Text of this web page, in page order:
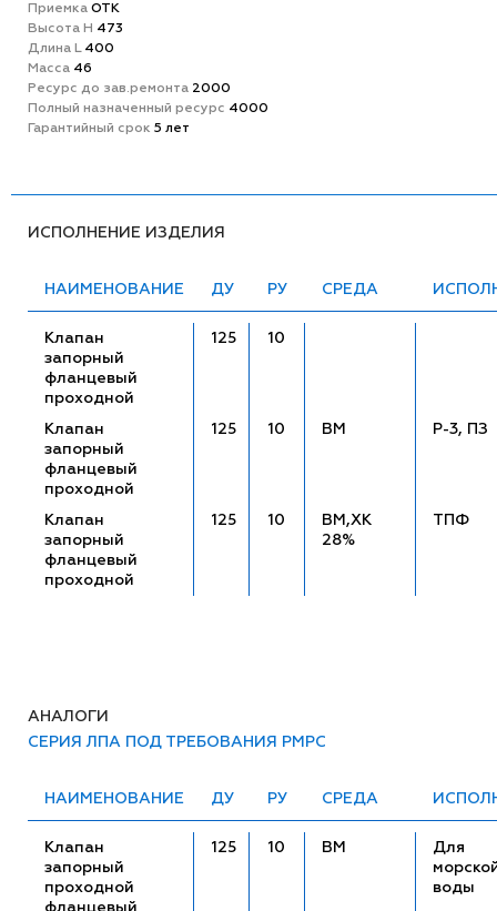
Приемка ОТК
Высота H 473
Длина L 400
Масса 46
Ресурс до зав.ремонта 2000
Полный назначенный ресурс 4000
Гарантийный срок 5 лет
ИСПОЛНЕНИЕ ИЗДЕЛИЯ
НАИМЕНОВАНИЕ ДУ РУ СРЕДА
Клапан
запорный
фланцевый
проходной
125 10
Клапан
запорный
фланцевый
проходной
125 10 ВМ Р-3, ПЗ
Клапан
запорный
фланцевый
проходной
125 10
ВМ,ХК
28%
ТПФ
АНАЛОГИ
СЕРИЯ ЛПА ПОД ТРЕБОВАНИЯ РМРС
НАИМЕНОВАНИЕ ДУ РУ СРЕДА
Клапан
запорный
проходной
фланцевый
125 10 ВМ
Для
воды